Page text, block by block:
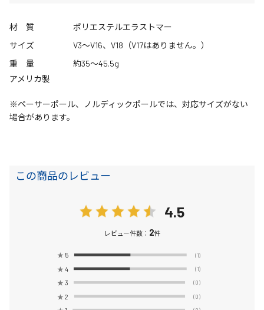
材 質
ポリエステルエラストマー
サイズ
V3～V16、V18（V17はありません。）
重 量
約35～45.5g
アメリカ製
※ペーサーポール、ノルディックポールでは、対応サイズがない
場合があります。
この商品のレビュー
4.5
レビュー件数： 2件
★ 5 (1)
★ 4 (1)
★ 3 (0)
★ 2 (0)